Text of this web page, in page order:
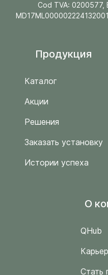
Cod TVA: 0200577,
Продукция
Каталог
Акции
Решения
Заказать установку
Истории успеха
O
QHub
Стать